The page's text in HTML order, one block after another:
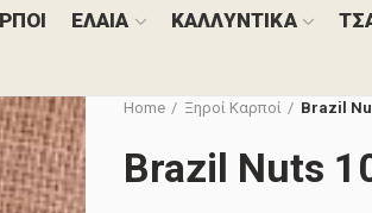
ΕΛΑΙΑ ΚΑΛΛΥΝΤΙΚΑ
Home Ξηροί Καρποί Brazil
Brazil Nuts